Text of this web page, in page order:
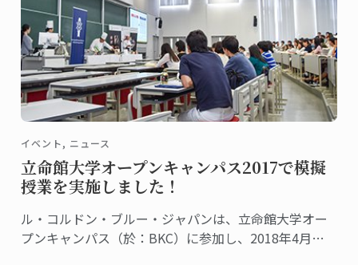
イベント, ニュース
立命館大学オープンキャンパス2017で模擬
授業を実施しました！
ル・コルドン・ブルー・ジャパンは、立命館大学オー
プンキャンパス（於：BKC）に参加し、2018年4月に